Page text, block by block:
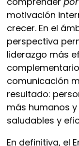
motivación
crecer. En el
perspectiva
liderazgo más
comunicación
resultado:
más humanos
saludables y
En definitiva, el